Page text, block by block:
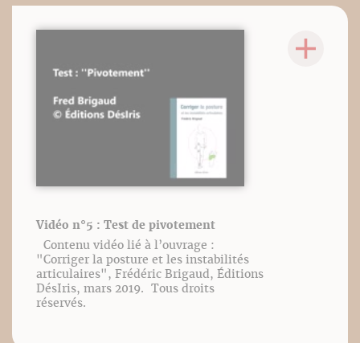
Vidéo n°5 : Test de pivotement
Contenu vidéo lié à l’ouvrage :
"Corriger la posture et les instabilités
articulaires", Frédéric Brigaud, Éditions
DésIris, mars 2019. Tous droits
réservés.